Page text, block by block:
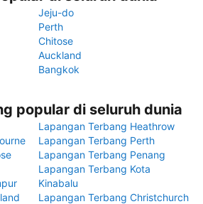
Jeju-do
Perth
Chitose
Auckland
Bangkok
popular di seluruh dunia
Lapangan Terbang Heathrow
Lapangan Terbang Perth
Lapangan Terbang Penang
Lapangan Terbang Kota
Kinabalu
Lapangan Terbang Christchurch